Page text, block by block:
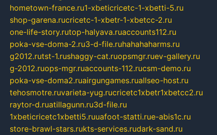
hometown-france.ru1-xbeticricetc-1-xbetti-5.ru
shop-garena.rucricetc-1-xbetr-1-xbetcc-2.ru
one-life-story.rutop-halyava.ruaccounts112.ru
poka-vse-doma-2.ru3-d-file.ruhahahaharms.ru
g2012.rutst-1.rushaggy-cat.ruopsmgr.ruev-gallery.ru
g-2012.ruops-mgr.ruaccounts-112.rucsm-demo.ru
poka-vse-doma2.ruairgungames.ruallseo-host.ru
tehosmotre.ruvarieta-yug.rucricetc1xbetr1xbetcc2.ru
raytor-d.ruatillagunn.ru3d-file.ru
1xbeticricetc1xbetti5.ruuafoot-statti.rue-abis1c.ru
store-brawl-stars.rukts-services.rudark-sand.ru